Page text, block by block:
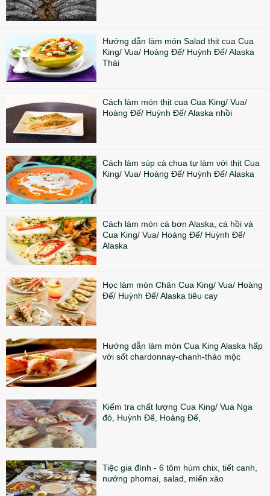
Hướng dẫn làm món Salad thịt cua Cua
King/ Vua/ Hoàng Đế/ Huỳnh Đế/ Alaska
Thái
Cách làm món thịt cua Cua King/ Vua/
Hoàng Đế/ Huỳnh Đế/ Alaska nhồi
Cách làm súp cà chua tự làm với thịt Cua
King/ Vua/ Hoàng Đế/ Huỳnh Đế/ Alaska
Cách làm món cá bơn Alaska, cá hồi và
Cua King/ Vua/ Hoàng Đế/ Huỳnh Đế/
Alaska
Học làm món Chân Cua King/ Vua/ Hoàng
Đế/ Huỳnh Đế/ Alaska tiêu cay
Hướng dẫn làm món Cua King Alaska hấp
với sốt chardonnay-chanh-thảo mộc
Kiểm tra chất lượng Cua King/ Vua Nga
đỏ, Huỳnh Đế, Hoàng Đế,
Tiệc gia đình - 6 tôm hùm chix, tiết canh,
nướng phomai, salad, miến xào